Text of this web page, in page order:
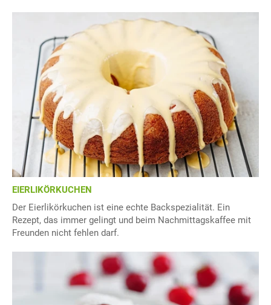
EIERLIKÖRKUCHEN
Der Eierlikörkuchen ist eine echte Backspezialität. Ein
Rezept, das immer gelingt und beim Nachmittagskaffee mit
Freunden nicht fehlen darf.